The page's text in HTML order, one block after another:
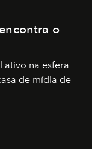
o
ativo na esfera
de mídia de